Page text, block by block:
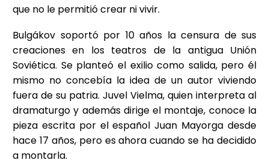
que no le permitió crear ni vivir.
Bulgákov soportó por 10 años la censura de sus
creaciones en los teatros de la antigua Unión
Soviética. Se planteó el exilio como salida, pero él
mismo no concebía la idea de un autor viviendo
fuera de su patria. Juvel Vielma, quien interpreta al
dramaturgo y además dirige el montaje, conoce la
pieza escrita por el español Juan Mayorga desde
hace 17 años, pero es ahora cuando se ha decidido
a montarla.